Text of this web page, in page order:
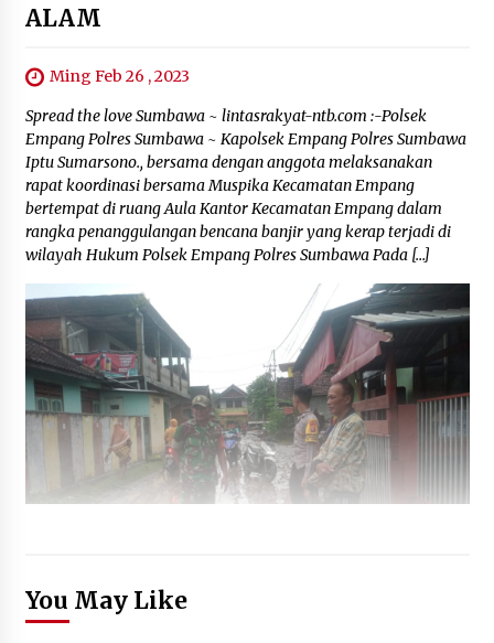
ALAM
Ming Feb 26 , 2023
Spread the love Sumbawa ~ lintasrakyat-ntb.com :-Polsek
Empang Polres Sumbawa ~ Kapolsek Empang Polres Sumbawa
Iptu Sumarsono., bersama dengan anggota melaksanakan
rapat koordinasi bersama Muspika Kecamatan Empang
bertempat di ruang Aula Kantor Kecamatan Empang dalam
rangka penanggulangan bencana banjir yang kerap terjadi di
wilayah Hukum Polsek Empang Polres Sumbawa Pada […]
You May Like